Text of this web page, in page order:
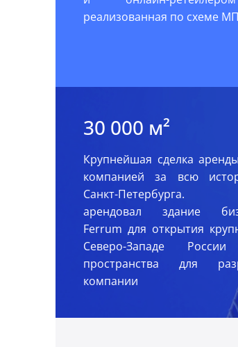
реализованная по схеме
30 000 м²
Крупнейшая сделка
компанией за всю
Санкт-Петербурга.
арендовал здание
Ferrum для открытия
Северо-Западе
пространства для
компании